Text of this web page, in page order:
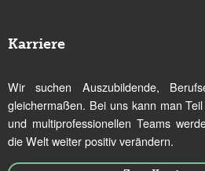
Karriere
Wir suchen Auszubildende,
gleichermaßen. Bei uns kann man
und multiprofessionellen Teams
die Welt weiter positiv verändern.